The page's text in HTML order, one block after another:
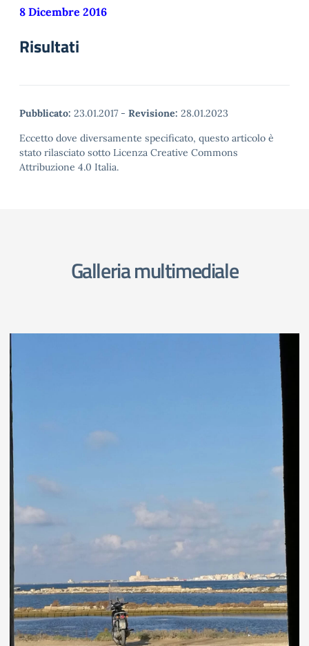
8 Dicembre 2016
Risultati
Pubblicato: 23.01.2017 - Revisione: 28.01.2023
Eccetto dove diversamente specificato, questo articolo è
stato rilasciato sotto Licenza Creative Commons
Attribuzione 4.0 Italia.
Galleria multimediale